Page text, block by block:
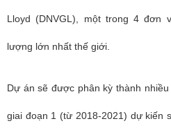
Lloyd (DNVGL), một trong 4 đơn
lượng lớn nhất thế giới.
Dự án sẽ được phân kỳ thành
giai đoạn 1 (từ 2018-2021) dự kiến